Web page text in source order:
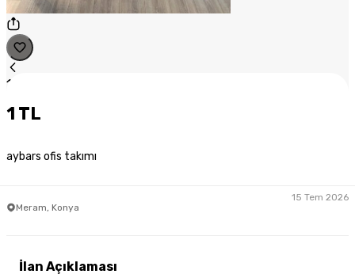
1
1 TL
aybars ofis takımı
Meram, Konya
15 Tem 2026
İlan Açıklaması